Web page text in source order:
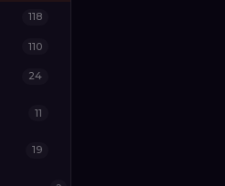
118
110
24
11
19